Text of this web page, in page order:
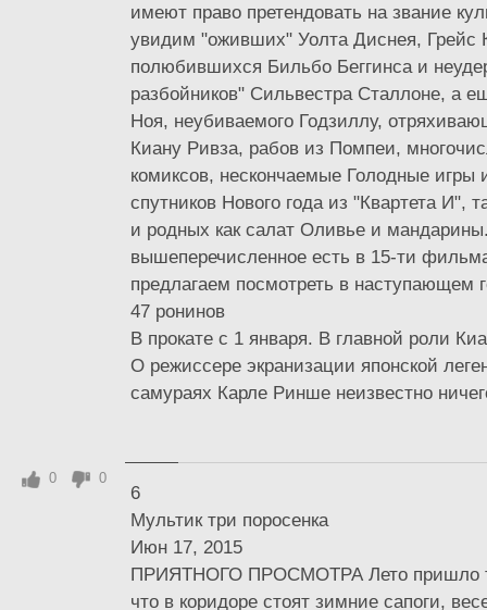
имеют право претендовать на звание
увидим "оживших" Уолта Диснея, Грейс
полюбившихся Бильбо Беггинса и
разбойников" Сильвестра Сталлоне, а
Ноя, неубиваемого Годзиллу,
Киану Ривза, рабов из Помпеи,
комиксов, нескончаемые Голодные игры
спутников Нового года из "Квартета И",
и родных как салат Оливье и
вышеперечисленное есть в 15-ти
предлагаем посмотреть в наступающем
47 ронинов
В прокате с 1 января. В главной роли
О режиссере экранизации японской
самураях Карле Ринше неизвестно
6
Мультик три поросенка
Июн 17, 2015
ПРИЯТНОГО ПРОСМОТРА Лето пришло
что в коридоре стоят зимние сапоги,
0 0